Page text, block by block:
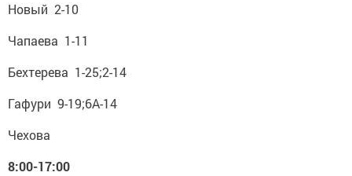
Новый 2-10
Чапаева 1-11
Бехтерева 1-25;2-14
Гафури 9-19;6А-14
Чехова
8:00-17:00